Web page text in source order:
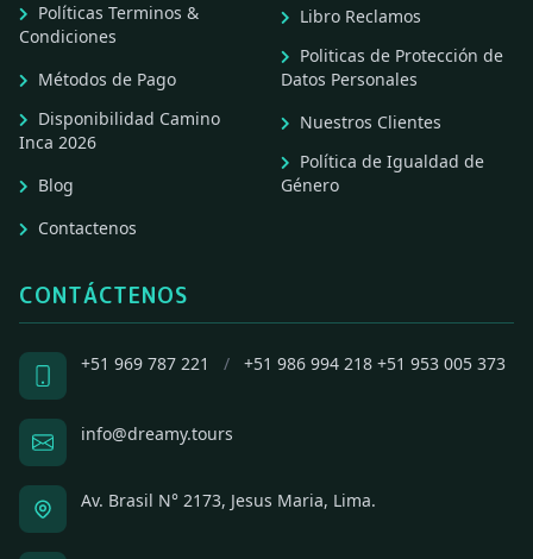
Políticas Terminos &
Condiciones
Métodos de Pago
Disponibilidad Camino
Inca 2026
Blog
Contactenos
Libro Reclamos
Politicas de Protección de
Datos Personales
Nuestros Clientes
Política de Igualdad de
Género
CONTÁCTENOS
+51 969 787 221 / +51 986 994 218 +51 953 005 373
info@dreamy.tours
Av. Brasil N° 2173, Jesus Maria, Lima.